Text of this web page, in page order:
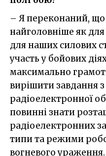
– Я переконаний, що
найголовніше як для
для наших силових
участь у бойових
максимально
вирішити завдання
радіоелектронної
повинні знати
радіоелектронних
типи та режими
вогневого